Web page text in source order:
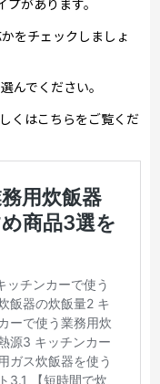
をチェックしましょ
んでください。
くはこちらをご覧くだ